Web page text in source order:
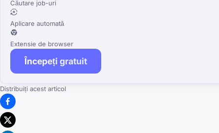
Căutare job-uri
Aplicare automată
Extensie de browser
Începeți gratuit
Distribuiți acest articol